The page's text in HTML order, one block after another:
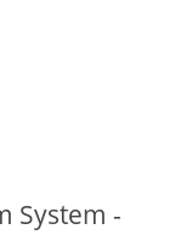
System -